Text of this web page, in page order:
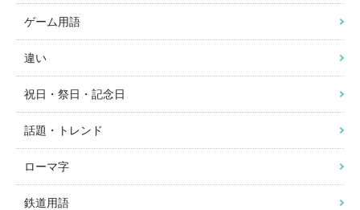
ゲーム用語
違い
祝日・祭日・記念日
話題・トレンド
ローマ字
鉄道用語